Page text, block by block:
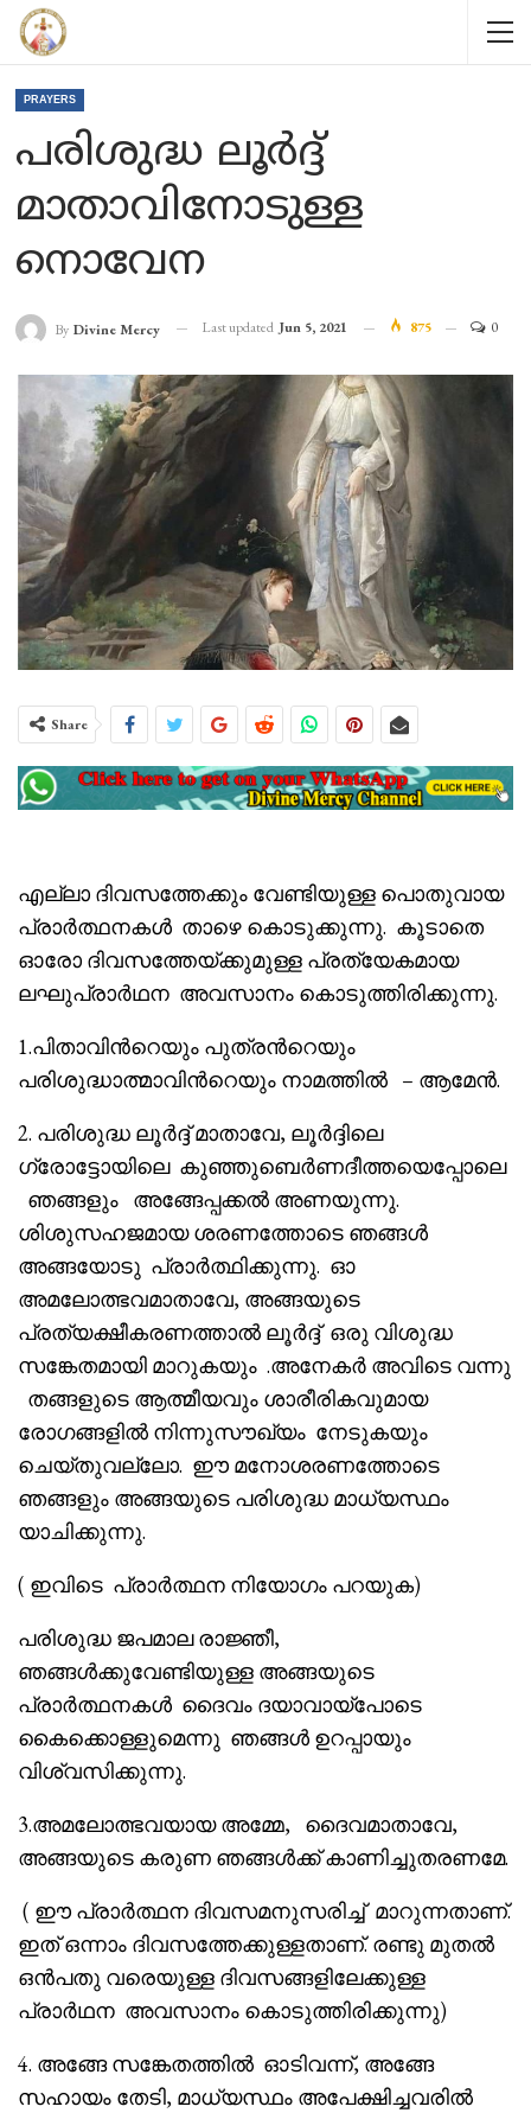
PRAYERS
പരിശുദ്ധ ലൂർദ്ദ്
മാതാവിനോടുള്ള
നൊവേന
By Divine Mercy Last updated Jun 5, 2021 875 0
Share
എല്ലാ ദിവസത്തേക്കും വേണ്ടിയുള്ള പൊതുവായ
പ്രാർത്ഥനകൾ താഴെ കൊടുക്കുന്നു. കൂടാതെ
ഓരോ ദിവസത്തേയ്ക്കുമുള്ള പ്രത്യേകമായ
ലഘുപ്രാർഥന അവസാനം കൊടുത്തിരിക്കുന്നു.
1.പിതാവിൻറെയും പുത്രൻറെയും
പരിശുദ്ധാത്മാവിൻറെയും നാമത്തിൽ – ആമേൻ.
2. പരിശുദ്ധ ലൂർദ്ദ് മാതാവേ, ലൂർദ്ദിലെ
ഗ്രോട്ടോയിലെ കുഞ്ഞുബെർണദീത്തയെപ്പോലെ
ഞങ്ങളും അങ്ങേപ്പക്കൽ അണയുന്നു.
ശിശുസഹജമായ ശരണത്തോടെ ഞങ്ങൾ
അങ്ങയോടു പ്രാർത്ഥിക്കുന്നു. ഓ
അമലോത്ഭവമാതാവേ, അങ്ങയുടെ
പ്രത്യക്ഷീകരണത്താൽ ലൂർദ്ദ് ഒരു വിശുദ്ധ
സങ്കേതമായി മാറുകയും .അനേകർ അവിടെ വന്നു
തങ്ങളുടെ ആത്മീയവും ശാരീരികവുമായ
രോഗങ്ങളിൽ നിന്നുസൗഖ്യം നേടുകയും
ചെയ്തുവല്ലോ. ഈ മനോശരണത്തോടെ
ഞങ്ങളും അങ്ങയുടെ പരിശുദ്ധ മാധ്യസ്ഥം
യാചിക്കുന്നു.
( ഇവിടെ പ്രാർത്ഥന നിയോഗം പറയുക)
പരിശുദ്ധ ജപമാല രാജ്ഞീ,
ഞങ്ങൾക്കുവേണ്ടിയുള്ള അങ്ങയുടെ
പ്രാർത്ഥനകൾ ദൈവം ദയാവായ്‌പോടെ
കൈക്കൊള്ളുമെന്നു ഞങ്ങൾ ഉറപ്പായും
വിശ്വസിക്കുന്നു.
3.അമലോത്ഭവയായ അമ്മേ, ദൈവമാതാവേ,
അങ്ങയുടെ കരുണ ഞങ്ങൾക്ക് കാണിച്ചുതരണമേ.
( ഈ പ്രാർത്ഥന ദിവസമനുസരിച്ച് മാറുന്നതാണ്.
ഇത് ഒന്നാം ദിവസത്തേക്കുള്ളതാണ്. രണ്ടു മുതൽ
ഒൻപതു വരെയുള്ള ദിവസങ്ങളിലേക്കുള്ള
പ്രാർഥന അവസാനം കൊടുത്തിരിക്കുന്നു)
4. അങ്ങേ സങ്കേതത്തിൽ ഓടിവന്ന്, അങ്ങേ
സഹായം തേടി, മാധ്യസ്ഥം അപേക്ഷിച്ചവരിൽ